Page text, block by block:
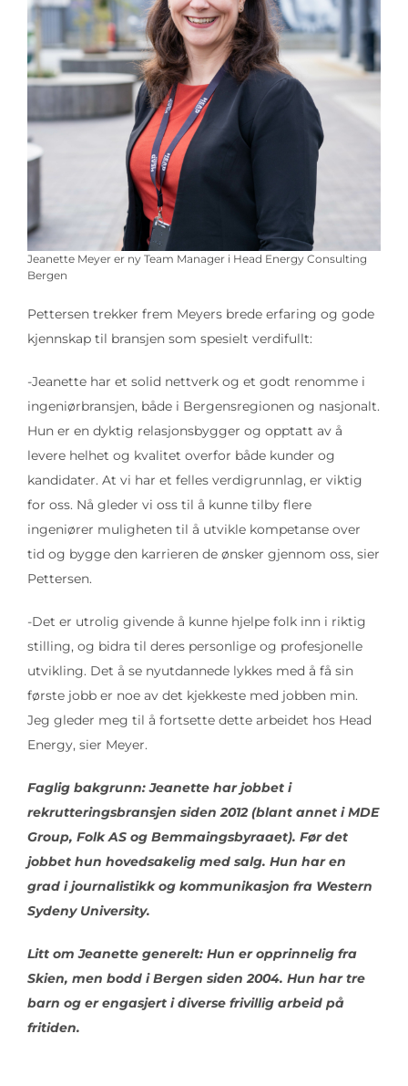
Jeanette Meyer er ny Team Manager i Head Energy Consulting
Bergen
Pettersen trekker frem Meyers brede erfaring og gode
kjennskap til bransjen som spesielt verdifullt:
-Jeanette har et solid nettverk og et godt renomme i
ingeniørbransjen, både i Bergensregionen og nasjonalt.
Hun er en dyktig relasjonsbygger og opptatt av å
levere helhet og kvalitet overfor både kunder og
kandidater. At vi har et felles verdigrunnlag, er viktig
for oss. Nå gleder vi oss til å kunne tilby flere
ingeniører muligheten til å utvikle kompetanse over
tid og bygge den karrieren de ønsker gjennom oss, sier
Pettersen.
-Det er utrolig givende å kunne hjelpe folk inn i riktig
stilling, og bidra til deres personlige og profesjonelle
utvikling. Det å se nyutdannede lykkes med å få sin
første jobb er noe av det kjekkeste med jobben min.
Jeg gleder meg til å fortsette dette arbeidet hos Head
Energy, sier Meyer.
Faglig bakgrunn: Jeanette har jobbet i
rekrutteringsbransjen siden 2012 (blant annet i MDE
Group, Folk AS og Bemmaingsbyraaet). Før det
jobbet hun hovedsakelig med salg. Hun har en
grad i journalistikk og kommunikasjon fra Western
Sydeny University.
Litt om Jeanette generelt: Hun er opprinnelig fra
Skien, men bodd i Bergen siden 2004. Hun har tre
barn og er engasjert i diverse frivillig arbeid på
fritiden.